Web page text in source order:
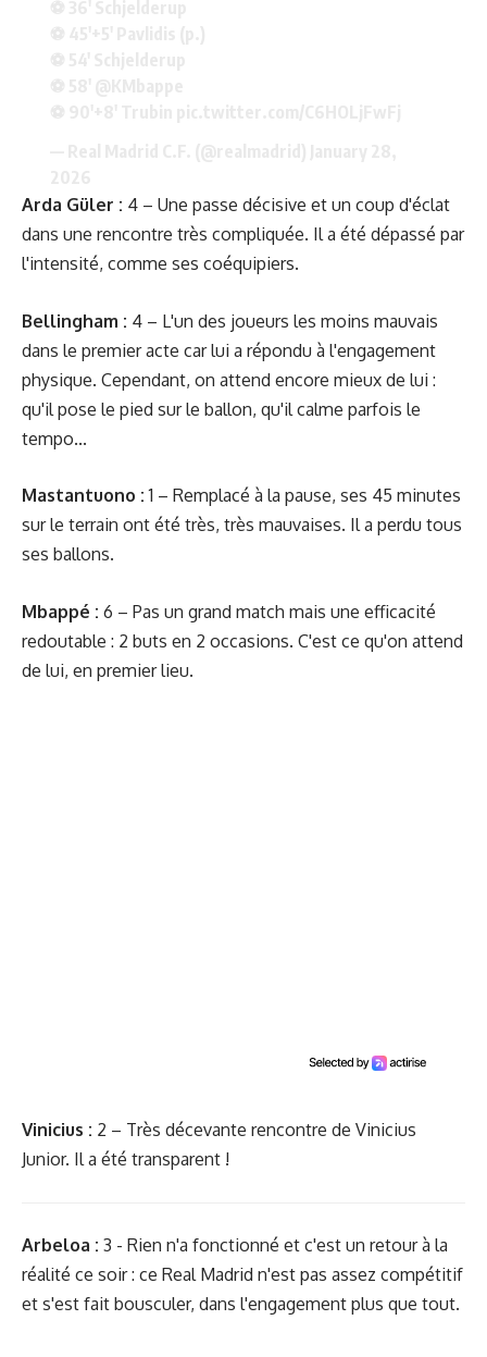
Arda Güler : 4 – Une passe décisive et un coup d'éclat
dans une rencontre très compliquée. Il a été dépassé par
l'intensité, comme ses coéquipiers.
Bellingham : 4 – L'un des joueurs les moins mauvais
dans le premier acte car lui a répondu à l'engagement
physique. Cependant, on attend encore mieux de lui :
qu'il pose le pied sur le ballon, qu'il calme parfois le
tempo...
Mastantuono : 1 – Remplacé à la pause, ses 45 minutes
sur le terrain ont été très, très mauvaises. Il a perdu tous
ses ballons.
Mbappé : 6 – Pas un grand match mais une efficacité
redoutable : 2 buts en 2 occasions. C'est ce qu'on attend
de lui, en premier lieu.
Vinicius : 2 – Très décevante rencontre de Vinicius
Junior. Il a été transparent !
Arbeloa : 3 - Rien n'a fonctionné et c'est un retour à la
réalité ce soir : ce Real Madrid n'est pas assez compétitif
et s'est fait bousculer, dans l'engagement plus que tout.